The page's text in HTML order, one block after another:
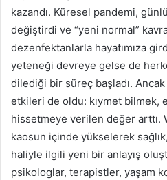
kazandı. Küresel pandemi,
değiştirdi ve “yeni normal”
dezenfektanlarla hayatımıza
yeteneği devreye gelse de
dilediği bir süreç başladı.
etkileri de oldu: kıymet bilmek,
hissetmeye verilen değer arttı.
kaosun içinde yükselerek
haliyle ilgili yeni bir anlayış
psikologlar, terapistler, yaşam